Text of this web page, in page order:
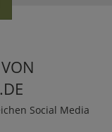
Social Media